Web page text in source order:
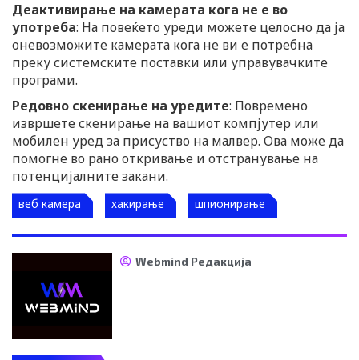
Деактивирање на камерата кога не е во
употреба: На повеќето уреди можете целосно да ја
оневозможите камерата кога не ви е потребна
преку системските поставки или управувачките
програми.
Редовно скенирање на уредите: Повремено
извршете скенирање на вашиот компјутер или
мобилен уред за присуство на малвер. Ова може да
помогне во рано откривање и отстранување на
потенцијалните закани.
веб камера хакирање шпионирање
Webmind Редакција